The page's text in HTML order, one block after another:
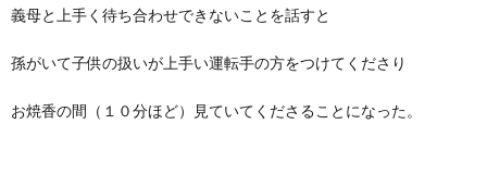
義母と上手く待ち合わせできないことを話すと
孫がいて子供の扱いが上手い運転手の方をつけてくださり
お焼香の間（１０分ほど）見ていてくださることになった。